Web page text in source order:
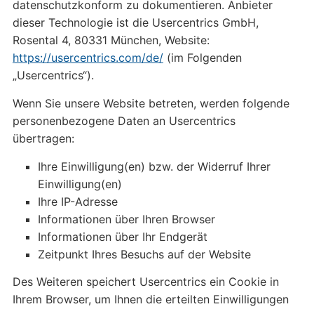
datenschutzkonform zu dokumentieren. Anbieter
dieser Technologie ist die Usercentrics GmbH,
Rosental 4, 80331 München, Website:
https://usercentrics.com/de/(im Folgenden
„Usercentrics“).
Wenn Sie unsere Website betreten, werden folgende
personenbezogene Daten an Usercentrics
übertragen:
Ihre Einwilligung(en) bzw. der Widerruf Ihrer
Einwilligung(en)
Ihre IP-Adresse
Informationen über Ihren Browser
Informationen über Ihr Endgerät
Zeitpunkt Ihres Besuchs auf der Website
Des Weiteren speichert Usercentrics ein Cookie in
Ihrem Browser, um Ihnen die erteilten Einwilligungen